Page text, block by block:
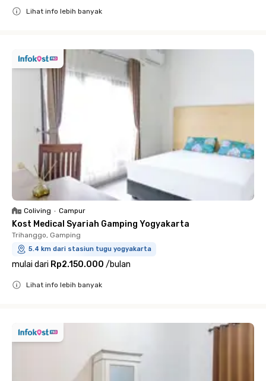
Lihat info lebih banyak
Coliving • Campur
Kost Medical Syariah Gamping Yogyakarta
Trihanggo, Gamping
5.4 km dari stasiun tugu yogyakarta
mulai dari Rp2.150.000 /bulan
Lihat info lebih banyak